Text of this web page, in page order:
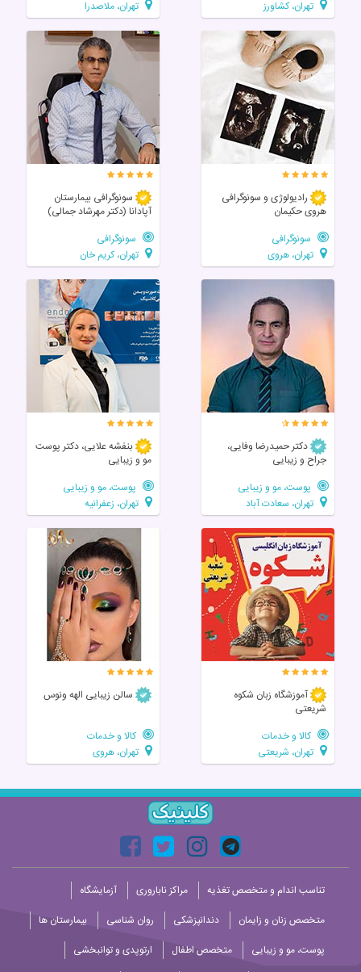
تهران، کشاورز
تهران، ملاصدرا
رادیولوژی و سونوگرافی
هروی حکیمان
سونوگرافی
تهران، هروی
سونوگرافی بیمارستان
آپادانا (دکتر مهرشاد جمالی)
سونوگرافی
تهران، کریم خان
دکتر حمیدرضا وفایی،
جراح و زیبایی
پوست، مو و زیبایی
تهران، سعادت آباد
بنفشه علایی، دکتر پوست
مو و زیبایی
پوست، مو و زیبایی
تهران، زعفرانیه
آموزشگاه زبان شکوه
شریعتی
کالا و خدمات
تهران، شریعتی
سالن زیبایی الهه ونوس
کالا و خدمات
تهران، هروی
تناسب اندام و متخصص تغذیه مراکز ناباروری
آزمایشگاه
متخصص زنان و زایمان
دندانپزشکی روان شناسی
بیمارستان ها
پوست، مو و زیبایی
متخصص اطفال ارتوپدی و توانبخشی